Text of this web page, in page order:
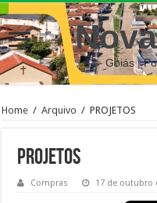
– Goiás |
Home / Arquivo / PROJETOS
PROJETOS
Compras 17 de outubro